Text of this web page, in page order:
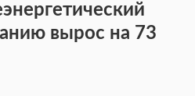
вырос на 73